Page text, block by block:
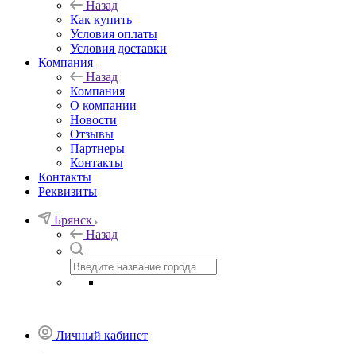
Назад
Как купить
Условия оплаты
Условия доставки
Компания
Назад
Компания
О компании
Новости
Отзывы
Партнеры
Контакты
Контакты
Реквизиты
Брянск
Назад
Личный кабинет